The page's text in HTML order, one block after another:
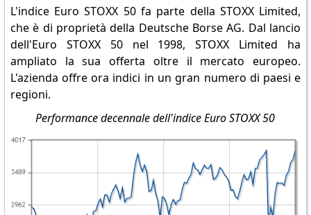
L'indice Euro STOXX 50 fa parte della STOXX Limited,
che è di proprietà della Deutsche Borse AG. Dal lancio
dell'Euro STOXX 50 nel 1998, STOXX Limited ha
ampliato la sua offerta oltre il mercato europeo.
L'azienda offre ora indici in un gran numero di paesi e
regioni.
Performance decennale dell'indice Euro STOXX 50